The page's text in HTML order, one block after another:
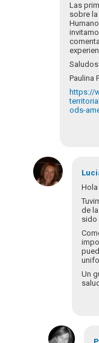
Las
sobre
Paulina
https://
ods-
de
sido
Un